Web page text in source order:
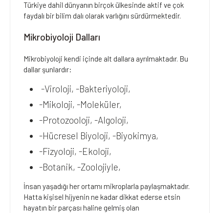
Türkiye dahil dünyanın birçok ülkesinde aktif ve çok
faydalı bir bilim dalı olarak varlığını sürdürmektedir.
Mikrobiyoloji Dalları
Mikrobiyoloji kendi içinde alt dallara ayrılmaktadır. Bu
dallar şunlardır:
-Viroloji, -Bakteriyoloji,
-Mikoloji, -Moleküler,
-Protozooloji, -Algoloji,
-Hücresel Biyoloji, -Biyokimya,
-Fizyoloji, -Ekoloji,
-Botanik, -Zoolojiyle,
İnsan yaşadığı her ortamı mikroplarla paylaşmaktadır.
Hatta kişisel hijyenin ne kadar dikkat ederse etsin
hayatın bir parçası haline gelmiş olan